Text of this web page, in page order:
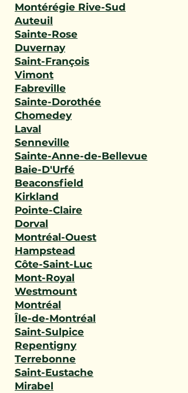
Montérégie Rive-Sud
Auteuil
Sainte-Rose
Duvernay
Saint-François
Vimont
Fabreville
Sainte-Dorothée
Chomedey
Laval
Senneville
Sainte-Anne-de-Bellevue
Baie-D'Urfé
Beaconsfield
Kirkland
Pointe-Claire
Dorval
Montréal-Ouest
Hampstead
Côte-Saint-Luc
Mont-Royal
Westmount
Montréal
Île-de-Montréal
Saint-Sulpice
Repentigny
Terrebonne
Saint-Eustache
Mirabel